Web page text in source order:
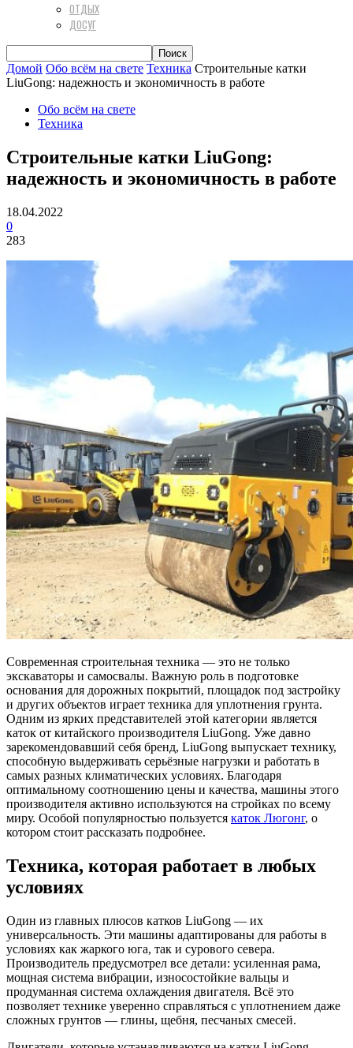
ОТДЫХ
ДОСУГ
Домой Обо всём на свете Техника Строительные катки
LiuGong: надежность и экономичность в работе
Обо всём на свете
Техника
Строительные катки LiuGong:
надежность и экономичность в работе
18.04.2022
0
283
Современная строительная техника — это не только
экскаваторы и самосвалы. Важную роль в подготовке
основания для дорожных покрытий, площадок под застройку
и других объектов играет техника для уплотнения грунта.
Одним из ярких представителей этой категории является
каток от китайского производителя LiuGong. Уже давно
зарекомендовавший себя бренд, LiuGong выпускает технику,
способную выдерживать серьёзные нагрузки и работать в
самых разных климатических условиях. Благодаря
оптимальному соотношению цены и качества, машины этого
производителя активно используются на стройках по всему
миру. Особой популярностью пользуется каток Люгонг, о
котором стоит рассказать подробнее.
Техника, которая работает в любых
условиях
Один из главных плюсов катков LiuGong — их
универсальность. Эти машины адаптированы для работы в
условиях как жаркого юга, так и сурового севера.
Производитель предусмотрел все детали: усиленная рама,
мощная система вибрации, износостойкие вальцы и
продуманная система охлаждения двигателя. Всё это
позволяет технике уверенно справляться с уплотнением даже
сложных грунтов — глины, щебня, песчаных смесей.